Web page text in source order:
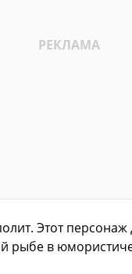
Этот персонаж
рыбе в